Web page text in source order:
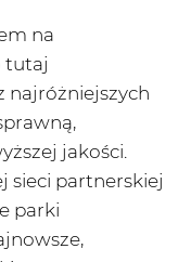
na
tutaj
najróżniejszych
jakości.
sieci partnerskiej
parki